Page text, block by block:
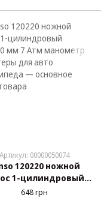
Артикул: 00000050074
120220 ножной
1-цилиндровый
80x130 мм 7 Атм
648 грн